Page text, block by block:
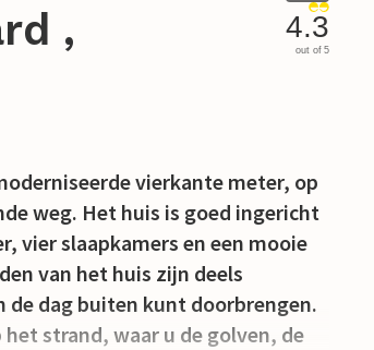
,
4.3
out of 5
vierkante meter, op
weg. Het huis is goed ingericht
vier slaapkamers en een mooie
van het huis zijn deels
de dag buiten kunt doorbrengen.
strand, waar u de golven, de